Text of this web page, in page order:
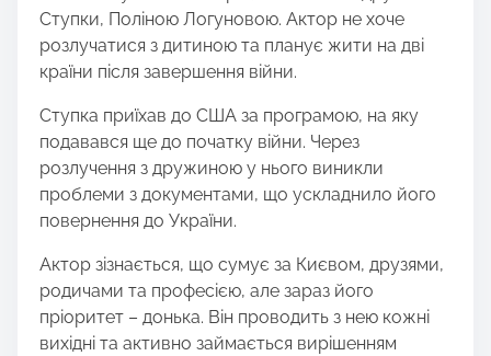
Ступки, Поліною Логуновою. Актор не хоче
розлучатися з дитиною та планує жити на дві
країни після завершення війни.
Ступка приїхав до США за програмою, на яку
подавався ще до початку війни. Через
розлучення з дружиною у нього виникли
проблеми з документами, що ускладнило його
повернення до України.
Актор зізнається, що сумує за Києвом, друзями,
родичами та професією, але зараз його
пріоритет – донька. Він проводить з нею кожні
вихідні та активно займається вирішенням